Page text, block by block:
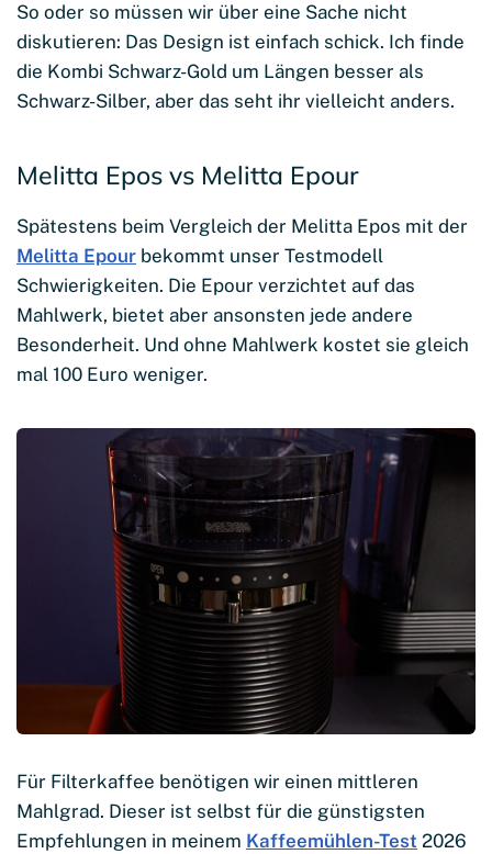
So oder so müssen wir über eine Sache nicht
diskutieren: Das Design ist einfach schick. Ich finde
die Kombi Schwarz-Gold um Längen besser als
Schwarz-Silber, aber das seht ihr vielleicht anders.
Melitta Epos vs Melitta Epour
Spätestens beim Vergleich der Melitta Epos mit der
Melitta Epour bekommt unser Testmodell
Schwierigkeiten. Die Epour verzichtet auf das
Mahlwerk, bietet aber ansonsten jede andere
Besonderheit. Und ohne Mahlwerk kostet sie gleich
mal 100 Euro weniger.
Für Filterkaffee benötigen wir einen mittleren
Mahlgrad. Dieser ist selbst für die günstigsten
Empfehlungen in meinem Kaffeemühlen-Test 2026